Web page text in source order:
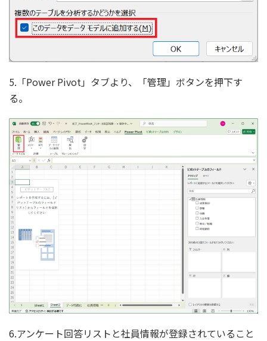
5.「Power Pivot」タブより、「管理」ボタンを押下す
る。
6.アンケート回答リストと社員情報が登録されていること